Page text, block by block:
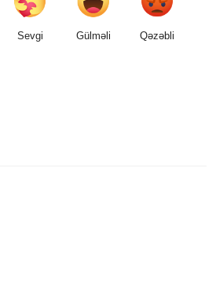
Sevgi Gülməli Qəzəbli